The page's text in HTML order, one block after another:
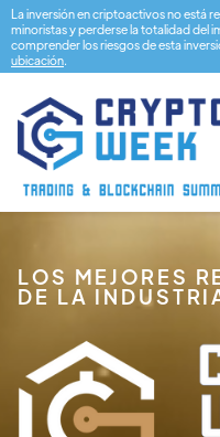
La inversión en criptoactivos no está
minoristas y perderse la totalidad del
comprender los riesgos de esta
ubicación.
LOS MEJORES
DE LA